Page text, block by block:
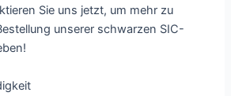
Sie uns jetzt, um mehr zu
unserer schwarzen SIC-